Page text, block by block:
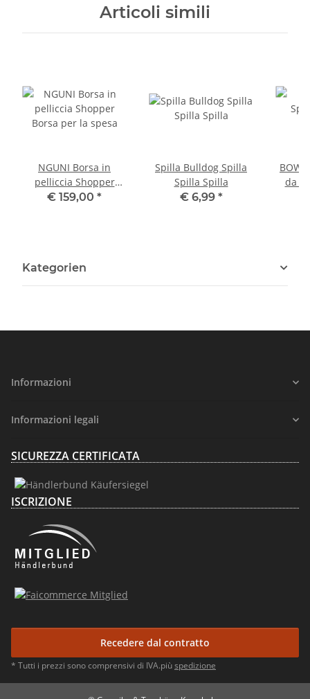
Articoli simili
NGUNI Borsa in
pelliccia Shopper
Borsa per la spesa
€ 159,00 *
Spilla Bulldog Spilla
Spilla Spilla
€ 6,99 *
da
Kategorien
Informazioni
Informazioni legali
SICUREZZA CERTIFICATA
ISCRIZIONE
Recedere dal contratto
* Tutti i prezzi sono comprensivi di IVA.piùspedizione